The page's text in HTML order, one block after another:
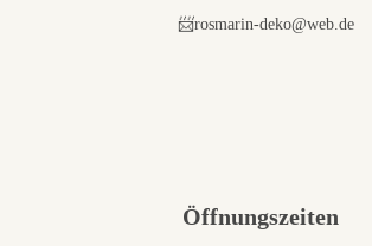
📨rosmarin-deko@web.de
Öffnungszeiten